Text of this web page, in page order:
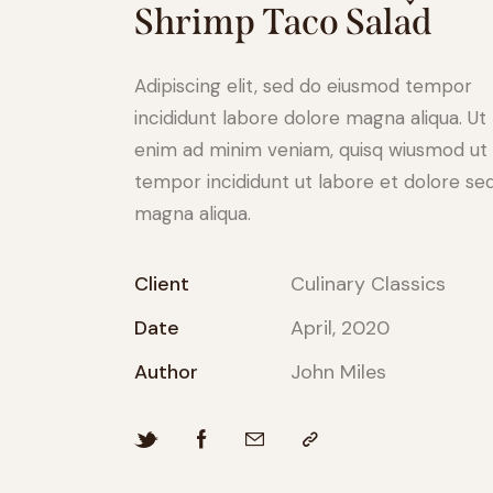
Shrimp Taco Salad
Adipiscing elit, sed do eiusmod tempor
incididunt labore dolore magna aliqua. Ut
enim ad minim veniam, quisq wiusmod ut
tempor incididunt ut labore et dolore
magna aliqua.
Client
Culinary Classics
Date
April, 2020
Author
John Miles